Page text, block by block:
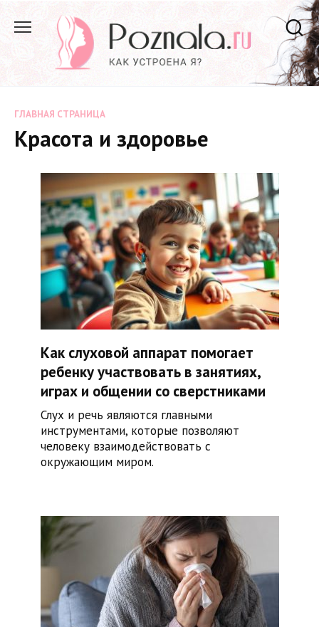
содержанию
ГЛАВНАЯ СТРАНИЦА
Красота и здоровье
Как слуховой аппарат помогает
ребенку участвовать в занятиях,
играх и общении со сверстниками
Слух и речь являются главными
инструментами, которые позволяют
человеку взаимодействовать с
окружающим миром.